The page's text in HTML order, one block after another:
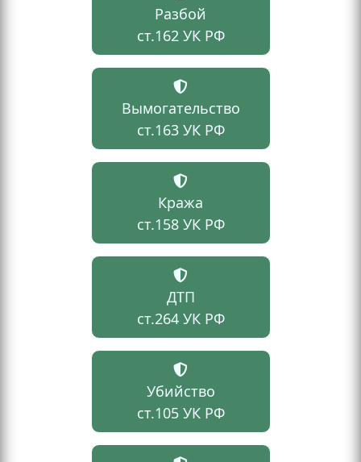
Разбой
ст.162 УК РФ
Вымогательство
ст.163 УК РФ
Кража
ст.158 УК РФ
ДТП
ст.264 УК РФ
Убийство
ст.105 УК РФ